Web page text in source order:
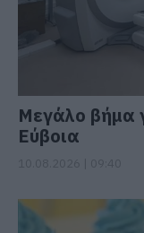
Μεγάλο βήμα
Εύβοια